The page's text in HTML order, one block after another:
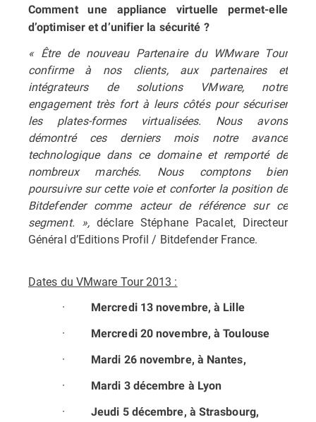
Comment une appliance virtuelle permet-elle
d’optimiser et d’unifier la sécurité ?
« Être de nouveau Partenaire du WMware Tour
confirme à nos clients, aux partenaires et
intégrateurs de solutions VMware, notre
engagement très fort à leurs côtés pour sécuriser
les plates-formes virtualisées. Nous avons
démontré ces derniers mois notre avance
technologique dans ce domaine et remporté de
nombreux marchés. Nous comptons bien
poursuivre sur cette voie et conforter la position de
Bitdefender comme acteur de référence sur ce
segment. »,déclare Stéphane Pacalet, Directeur
Général d’Editions Profil / Bitdefender France.
Dates du VMware Tour 2013 :
·
Mercredi 13 novembre, à Lille
· Mercredi 20 novembre, à Toulouse
· Mardi 26 novembre, à Nantes,
· Mardi 3 décembre à Lyon
· Jeudi 5 décembre, à Strasbourg,